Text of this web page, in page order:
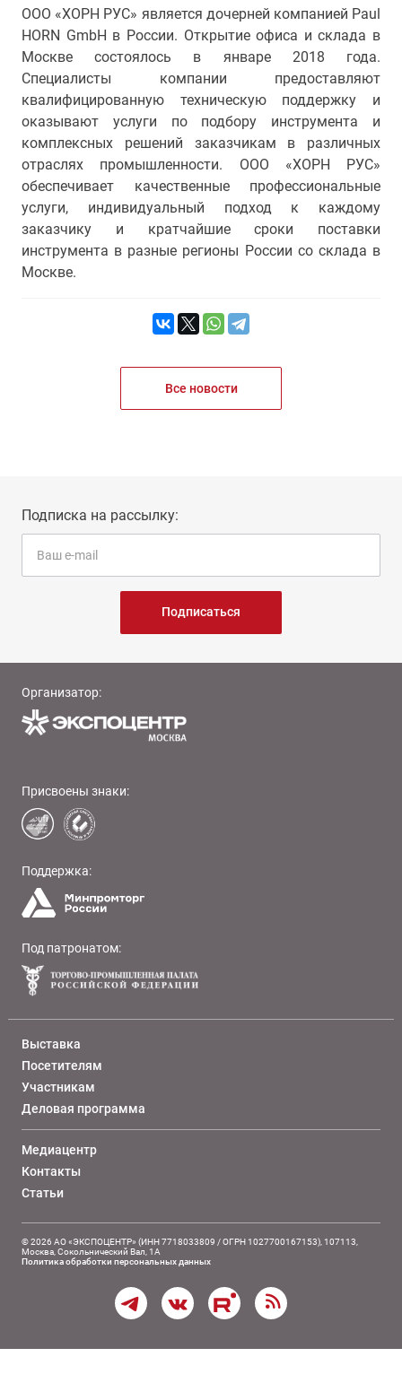
ООО «ХОРН РУС» является дочерней компанией Paul
HORN GmbH в России. Открытие офиса и склада в
Москве состоялось в январе 2018 года.
Специалисты компании предоставляют
квалифицированную техническую поддержку и
оказывают услуги по подбору инструмента и
комплексных решений заказчикам в различных
отраслях промышленности. ООО «ХОРН РУС»
обеспечивает качественные профессиональные
услуги, индивидуальный подход к каждому
заказчику и кратчайшие сроки поставки
инструмента в разные регионы России со склада в
Москве.
Все новости
Подписка на рассылку:
Подписаться
Организатор:
Присвоены знаки:
Поддержка:
Под патронатом:
Выставка
Посетителям
Участникам
Деловая программа
Медиацентр
Контакты
Статьи
© 2026 АО «ЭКСПОЦЕНТР» (ИНН 7718033809 / ОГРН 1027700167153), 107113,
Москва, Сокольнический Вал, 1А
Политика обработки персональных данных